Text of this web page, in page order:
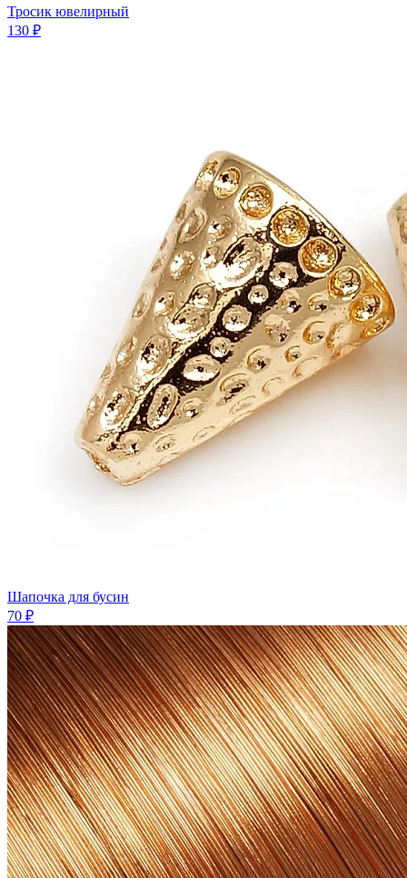
Тросик ювелирный
130 ₽
Шапочка для бусин
70 ₽